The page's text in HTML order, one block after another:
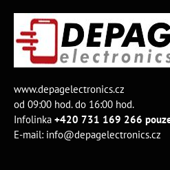
www.depagelectronics.cz
od 09:00 hod. do 16:00 hod.
Infolinka +420 731 169 266
E-mail: info@depagelectronics.cz